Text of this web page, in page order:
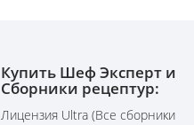
Купить Шеф Эксперт и
Сборники рецептур:
Лицензия Ultra (Все сборники